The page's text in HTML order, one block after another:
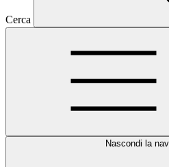
Cerca
Nascondi la